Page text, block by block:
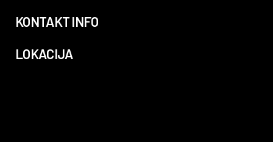
KONTAKT INFO
LOKACIJA